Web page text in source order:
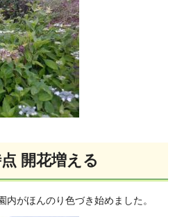
開花増える
がほんのり色づき始めました。